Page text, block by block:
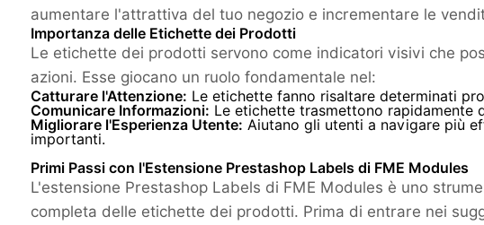
aumentare l'attrattiva del tuo negozio e incrementare le
Importanza delle Etichette dei Prodotti
Le etichette dei prodotti servono come indicatori visivi che
azioni. Esse giocano un ruolo fondamentale nel:
Catturare l'Attenzione: Le etichette fanno risaltare determinati
Comunicare Informazioni: Le etichette trasmettono
Migliorare l'Esperienza Utente: Aiutano gli utenti a navigare più
importanti.
Primi Passi con l'Estensione Prestashop Labels di FME Modules
L'estensione Prestashop Labels di FME Modules è uno
completa delle etichette dei prodotti. Prima di entrare nei